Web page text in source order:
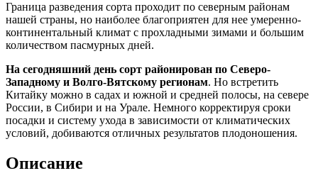
Граница разведения сорта проходит по северным районам
нашей страны, но наиболее благоприятен для нее умеренно-
континентальный климат с прохладными зимами и большим
количеством пасмурных дней.
На сегодняшний день сорт районирован по Северо-
Западному и Волго-Вятскому регионам. Но встретить
Китайку можно в садах и южной и средней полосы, на севере
России, в Сибири и на Урале. Немного корректируя сроки
посадки и систему ухода в зависимости от климатических
условий, добиваются отличных результатов плодоношения.
Описание